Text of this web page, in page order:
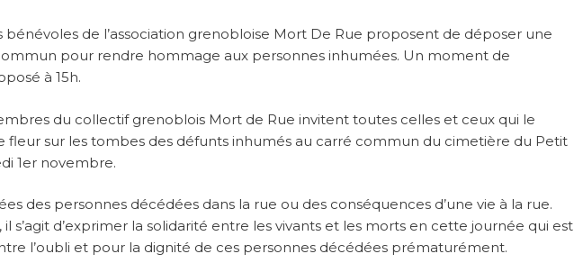
bénévoles de l’association grenobloise Mort De Rue proposent de déposer une
pour rendre hommage aux personnes inhumées. Un moment de
à 15h.
du collectif grenoblois Mort de Rue invitent toutes celles et ceux qui le
fleur sur les tombes des défunts inhumés au carré commun du cimetière du Petit
1er novembre.
des personnes décédées dans la rue ou des conséquences d’une vie à la rue.
s’agit d’exprimer la solidarité entre les vivants et les morts en cette journée qui est
l’oubli et pour la dignité de ces personnes décédées prématurément.